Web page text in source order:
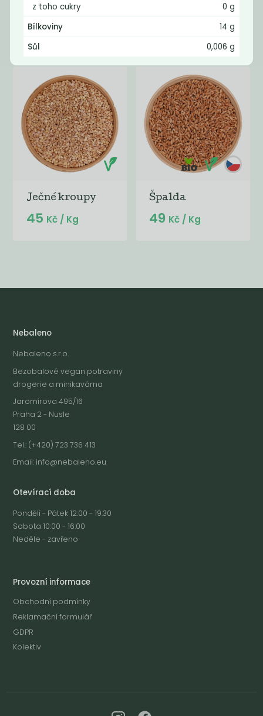
celozrnný BIO
195 Kč
Ječné kroupy
45 Kč / Kg
Špalda
49 Kč / Kg
Nebaleno
Nebaleno s.r.o.
Bezobalové vegan potraviny
drogerie a minikavárna
Jaromírova 495/16
Praha 2 - Nusle
128 00
Tel.: (+420) 723 736 413
Email: info@nebaleno.eu
Otevírací doba
Pondělí - Pátek 12:00 - 19:30
Sobota 10:00 - 16:00
Neděle - zavřeno
Provozní informace
Obchodní podmínky
Reklamační formulář
GDPR
Kolektiv
z toho cukry
0 g
Bílkoviny
14 g
Sůl
0,006 g